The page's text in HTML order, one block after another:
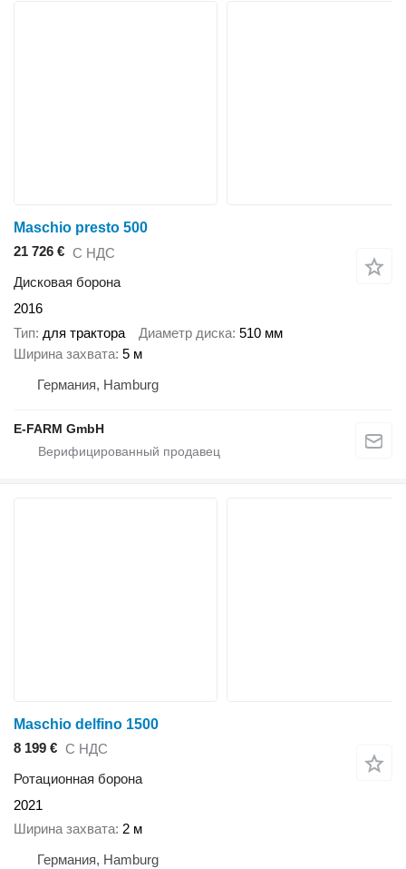
Maschio presto 500
21 726 € С НДС
Дисковая борона
2016
Тип для трактора Диаметр диска 510 мм
Ширина захвата 5 м
Германия, Hamburg
E-FARM GmbH
Maschio delfino 1500
8 199 € С НДС
Ротационная борона
2021
Ширина захвата 2 м
Германия, Hamburg